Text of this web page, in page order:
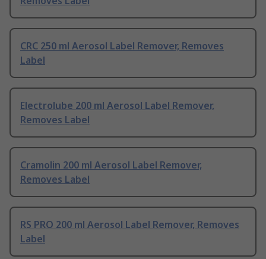
CRC 250 ml Aerosol Label Remover, Removes
Label
Electrolube 200 ml Aerosol Label Remover,
Removes Label
Cramolin 200 ml Aerosol Label Remover,
Removes Label
RS PRO 200 ml Aerosol Label Remover, Removes
Label